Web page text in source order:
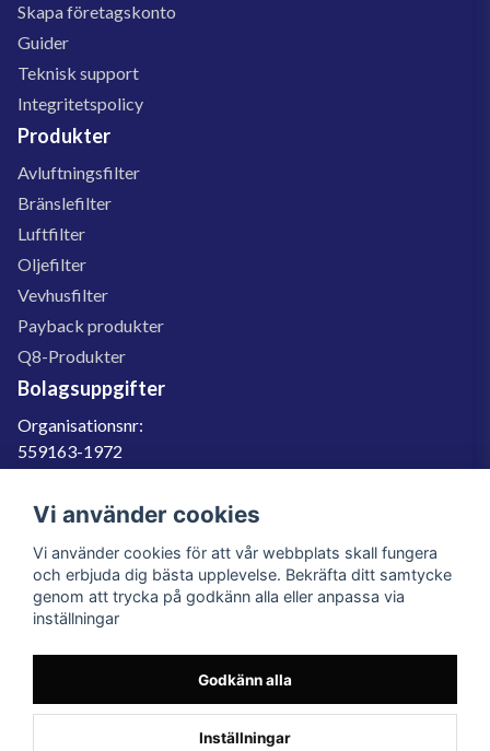
Skapa företagskonto
Guider
Teknisk support
Integritetspolicy
Produkter
Avluftningsfilter
Bränslefilter
Luftfilter
Oljefilter
Vevhusfilter
Payback produkter
Q8-Produkter
Bolagsuppgifter
Organisationsnr:
559163-1972
SE559163197201
060-566 800
info@filter.se
559163-1972
© 2023 Filter.se, All rights reserved.
Vi använder cookies
Vi använder cookies för att vår webbplats skall fungera
och erbjuda dig bästa upplevelse. Bekräfta ditt samtycke
genom att trycka på godkänn alla eller anpassa via
inställningar
Godkänn alla
Inställningar